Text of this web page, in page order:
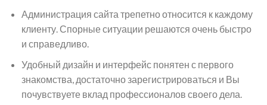
Администрация сайта трепетно относится к каждому
клиенту. Спорные ситуации решаются очень быстро
и справедливо.
Удобный дизайн и интерфейс понятен с первого
знакомства, достаточно зарегистрироваться и Вы
почувствуете вклад профессионалов своего дела.